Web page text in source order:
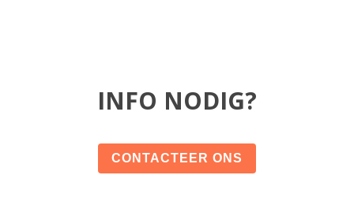
INFO NODIG?
CONTACTEER ONS